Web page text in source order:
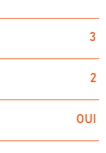
3
2
OUI